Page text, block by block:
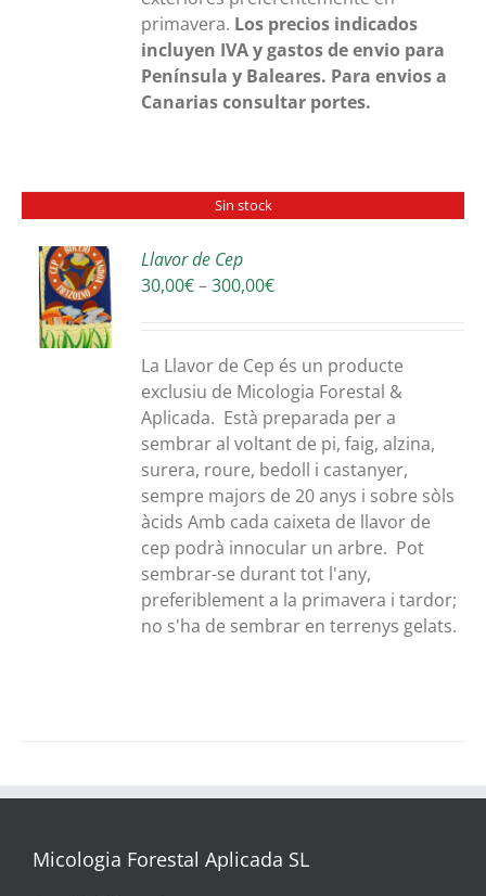
primavera. Los precios indicados
incluyen IVA y gastos de envio para
Península y Baleares. Para envios a
Canarias consultar portes.
Sin stock
Llavor de Cep
30,00€–300,00€Interval
30,00€
a
300,00€
La Llavor de Cep és un producte
exclusiu de Micologia Forestal &
Aplicada. Està preparada per a
sembrar al voltant de pi, faig, alzina,
surera, roure, bedoll i castanyer,
sempre majors de 20 anys i sobre sòls
àcids Amb cada caixeta de llavor de
cep podrà innocular un arbre. Pot
sembrar-se durant tot l'any,
preferiblement a la primavera i tardor;
no s'ha de sembrar en terrenys gelats.
Micologia Forestal Aplicada SL